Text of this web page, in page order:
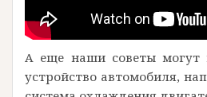
А еще наши советы могут
устройство автомобиля,